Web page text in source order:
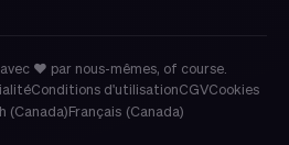
avec ❤ par nous-mêmes, of course.
Conditions d'utilisationCGVCookies
(Canada)Français (Canada)